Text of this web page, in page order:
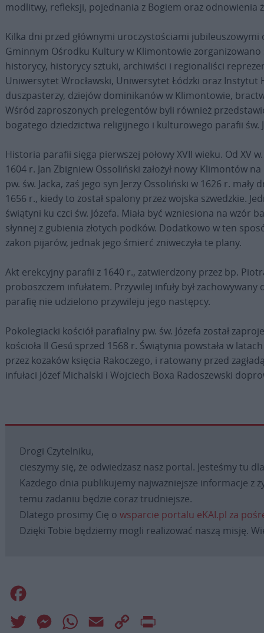
modlitwy, refleksji, pojednania z Bogiem oraz odnowienia
Kilka dni przed głównymi uroczystościami
Gminnym Ośrodku Kultury w Klimontowie zorganizowano
historycy, historycy sztuki, archiwiści i regionaliści
Uniwersytet Wrocławski, Uniwersytet Łódzki oraz Instytut
duszpasterzy, dziejów dominikanów w Klimontowie,
Wśród zaproszonych prelegentów byli również
bogatego dziedzictwa religijnego i kulturowego parafii św.
Historia parafii sięga pierwszej połowy XVII wieku. Od XV
1604 r. Jan Zbigniew Ossoliński założył nowy Klimontów
pw. św. Jacka, zaś jego syn Jerzy Ossoliński w 1626 r.
1656 r., kiedy to został spalony przez wojska szwedzkie.
świątyni ku czci św. Józefa. Miała być wzniesiona na wzór
słynnej z gubienia złotych podków. Dodatkowo w ten
zakon pijarów, jednak jego śmierć zniweczyła te plany.
Akt erekcyjny parafii z 1640 r., zatwierdzony przez bp.
proboszczem infułatem. Przywilej infuły był
parafię nie udzielono przywileju jego następcy.
Pokolegiacki kościół parafialny pw. św. Józefa został
kościoła Il Gesú sprzed 1568 r. Świątynia powstała w
przez kozaków księcia Rakoczego, i ratowany przed
infułaci Józef Michalski i Wojciech Boxa Radoszewski
Drogi Czytelniku,
cieszymy się, że odwiedzasz nasz portal. Jesteśmy tu
Każdego dnia publikujemy najważniejsze informacje z
temu zadaniu będzie coraz trudniejsze.
Dlatego prosimy Cię o wsparcie portalu eKAI.pl za
Dzięki Tobie będziemy mogli realizować naszą misję.
Twitter MessengerWhatsApp
Email Copy